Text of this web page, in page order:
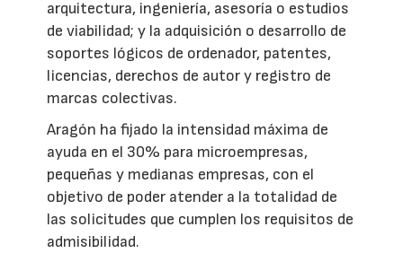
arquitectura, ingeniería, asesoría o estudios
de viabilidad; y la adquisición o desarrollo de
soportes lógicos de ordenador, patentes,
licencias, derechos de autor y registro de
marcas colectivas.
Aragón ha fijado la intensidad máxima de
ayuda en el 30% para microempresas,
pequeñas y medianas empresas, con el
objetivo de poder atender a la totalidad de
las solicitudes que cumplen los requisitos de
admisibilidad.